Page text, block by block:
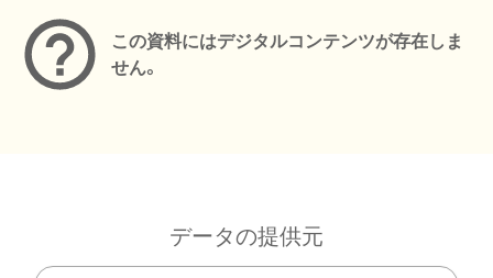
この資料にはデジタルコンテンツが存在しま
せん。
データの提供元